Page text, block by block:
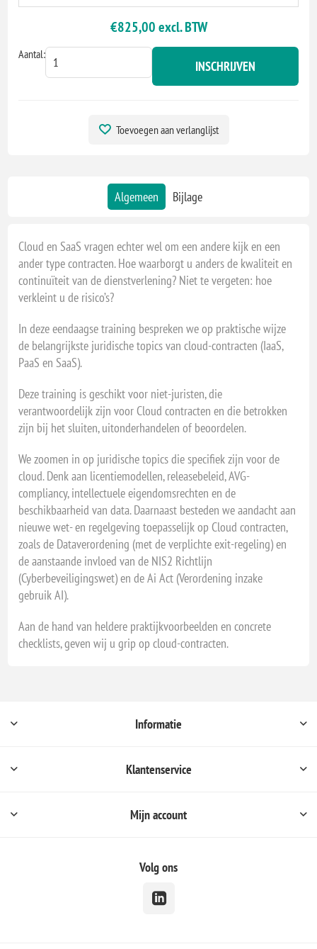
€825,00 excl. BTW
Aantal:
INSCHRIJVEN
Toevoegen aan verlanglijst
Algemeen Bijlage
Cloud en SaaS vragen echter wel om een andere kijk en een
ander type contracten. Hoe waarborgt u anders de kwaliteit en
continuïteit van de dienstverlening? Niet te vergeten: hoe
verkleint u de risico’s?
In deze eendaagse training bespreken we op praktische wijze
de belangrijkste juridische topics van cloud-contracten (IaaS,
PaaS en SaaS).
Deze training is geschikt voor niet-juristen, die
verantwoordelijk zijn voor Cloud contracten en die betrokken
zijn bij het sluiten, uitonderhandelen of beoordelen.
We zoomen in op juridische topics die specifiek zijn voor de
cloud. Denk aan licentiemodellen, releasebeleid, AVG-
compliancy, intellectuele eigendomsrechten en de
beschikbaarheid van data. Daarnaast besteden we aandacht aan
nieuwe wet- en regelgeving toepasselijk op Cloud contracten,
zoals de Dataverordening (met de verplichte exit-regeling) en
de aanstaande invloed van de NIS2 Richtlijn
(Cyberbeveiligingswet) en de Ai Act (Verordening inzake
gebruik AI).
Aan de hand van heldere praktijkvoorbeelden en concrete
checklists, geven wij u grip op cloud-contracten.
Informatie
Klantenservice
Mijn account
Volg ons